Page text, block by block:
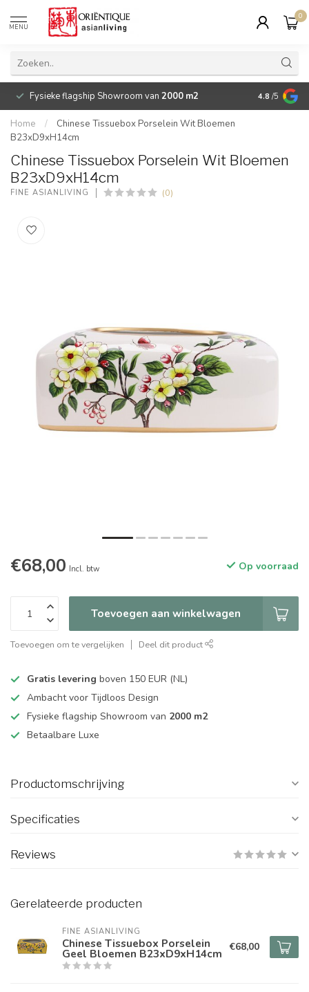
MENU
0
Fysieke flagship Showroom van 2000 m2 Betaalbare
4.8 /5
Home /
Chinese Tissuebox Porselein Wit Bloemen
B23xD9xH14cm
Chinese Tissuebox Porselein Wit Bloemen
B23xD9xH14cm
FINE ASIANLIVING (0)
€68,00 Incl. btw Op voorraad
Toevoegen aan winkelwagen
Toevoegen om te vergelijken Deel dit product
Gratis levering boven 150 EUR (NL)
Ambacht voor Tijdloos Design
Fysieke flagship Showroom van 2000 m2
Betaalbare Luxe
Productomschrijving
Specificaties
Reviews
Gerelateerde producten
FINE ASIANLIVING
Chinese Tissuebox Porselein
Geel Bloemen B23xD9xH14cm €68,00